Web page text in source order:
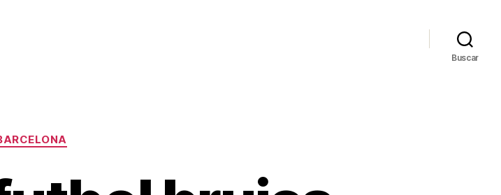
Buscar
Categorías